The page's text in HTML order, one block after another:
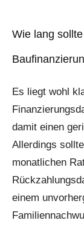
Wie lang
Es liegt wohl
damit einen
Allerdings
monatlichen
einem